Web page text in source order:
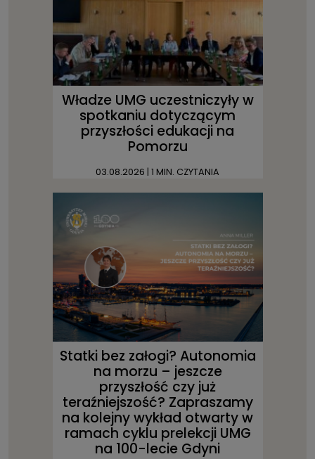
Władze UMG uczestniczyły w
spotkaniu dotyczącym
przyszłości edukacji na
Pomorzu
03.08.2026 | 1 MIN. CZYTANIA
Statki bez załogi? Autonomia
na morzu – jeszcze
przyszłość czy już
teraźniejszość? Zapraszamy
na kolejny wykład otwarty w
ramach cyklu prelekcji UMG
na 100-lecie Gdyni